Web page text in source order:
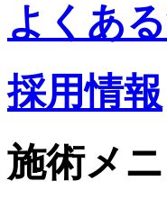
よくあ
採用情報
施術メ